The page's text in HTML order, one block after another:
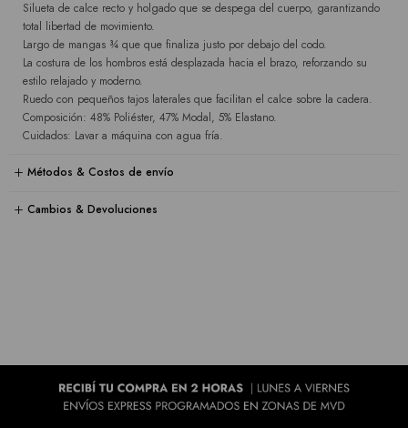
Silueta de calce recto y holgado que se despega del cuerpo, garantizando
total libertad de movimiento.
Largo de mangas ¾ que que finaliza justo por debajo del codo.
La costura de los hombros está desplazada hacia el brazo, reforzando su
estilo relajado y moderno.
Ruedo con pequeños tajos laterales que facilitan el calce sobre la cadera.
Composición: 48% Poliéster, 47% Modal, 5% Elastano.
Cuidados: Lavar a máquina con agua fría.
Métodos & Costos de envío
Cambios & Devoluciones